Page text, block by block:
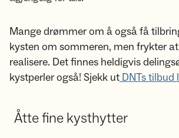
Mange drømmer om å også få
kysten om sommeren, men frykter
realisere. Det finnes heldigvis
kystperler også! Sjekk ut DNTs tilbud
Åtte fine kysthytter